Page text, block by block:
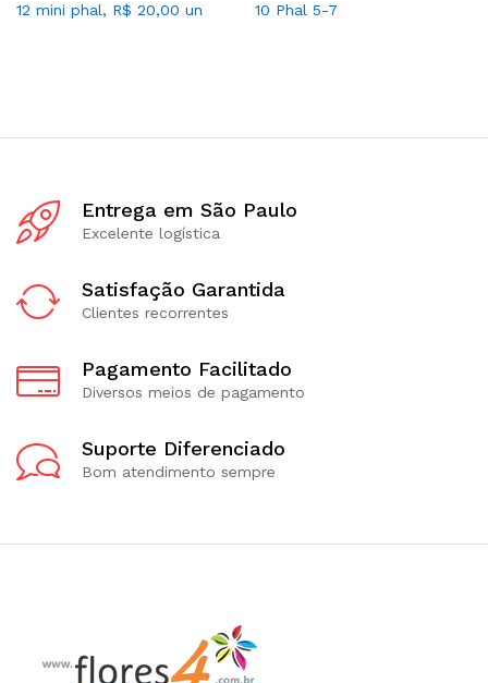
12 mini phal, R$ 20,00 un 10 Phal 5-7
Entrega em São Paulo
Excelente logística
Satisfação Garantida
Clientes recorrentes
Pagamento Facilitado
Diversos meios de pagamento
Suporte Diferenciado
Bom atendimento sempre